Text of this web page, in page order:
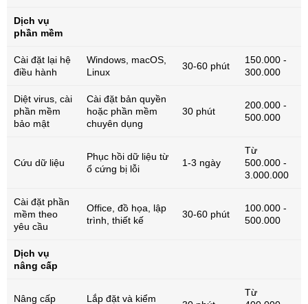
Dịch vụ
phần mềm
Cài đặt lại hệ
điều hành
Windows, macOS,
Linux
30-60 phút
150.000 -
300.000
Diệt virus, cài
phần mềm
bảo mật
Cài đặt bản quyền
hoặc phần mềm
chuyên dụng
30 phút
200.000 -
500.000
Cứu dữ liệu
Phục hồi dữ liệu từ
ổ cứng bị lỗi
1-3 ngày
Từ
500.000 -
3.000.000
Cài đặt phần
mềm theo
yêu cầu
Office, đồ họa, lập
trình, thiết kế
30-60 phút
100.000 -
500.000
Dịch vụ
nâng cấp
Nâng cấp Lắp đặt và kiểm
Từ